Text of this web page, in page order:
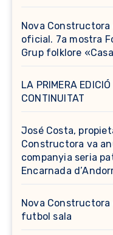
Nova
oficial. 7a mostra
Grup folklore
LA PRIMERA EDICIÓ
CONTINUITAT
José Costa,
Constructora va
companyia seria
Encarnada
Nova
futbol sala